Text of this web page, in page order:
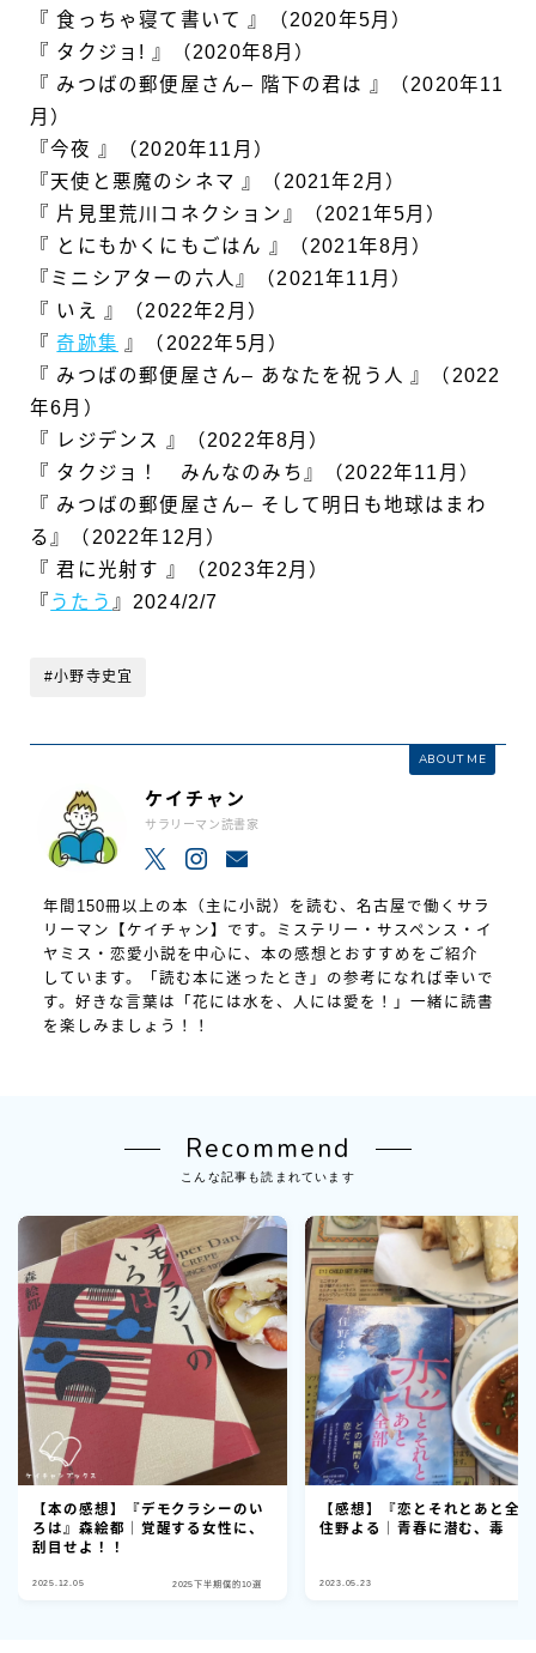
『 食っちゃ寝て書いて 』（2020年5月）
『 タクジョ! 』（2020年8月）
『 みつばの郵便屋さん– 階下の君は 』（2020年11
月）
『今夜 』（2020年11月）
『天使と悪魔のシネマ 』（2021年2月）
『 片見里荒川コネクション』（2021年5月）
『 とにもかくにもごはん 』（2021年8月）
『ミニシアターの六人』（2021年11月）
『 いえ 』（2022年2月）
『奇跡集 』（2022年5月）
『 みつばの郵便屋さん– あなたを祝う人 』（2022
年6月）
『 レジデンス 』（2022年8月）
『 タクジョ！ みんなのみち』（2022年11月）
『 みつばの郵便屋さん– そして明日も地球はまわ
る』（2022年12月）
『 君に光射す 』（2023年2月）
『 うたう 』2024/2/7
#小野寺史宜
ABOUT ME
ケイチャン
サラリーマン読書家
年間150冊以上の本（主に小説）を読む、名古屋で働くサラ
リーマン【ケイチャン】です。ミステリー・サスペンス・イ
ヤミス・恋愛小説を中心に、本の感想とおすすめをご紹介
しています。「読む本に迷ったとき」の参考になれば幸いで
す。好きな言葉は「花には水を、人には愛を！」一緒に読書
を楽しみましょう！！
Recommend
こんな記事も読まれています
【本の感想】『デモクラシーのい
ろは』森絵都｜覚醒する女性に、
刮目せよ！！
2025.12.05 2025下半期僕的10選
【感想】『恋とそれとあと全
住野よる｜青春に潜む、毒
2023.05.23